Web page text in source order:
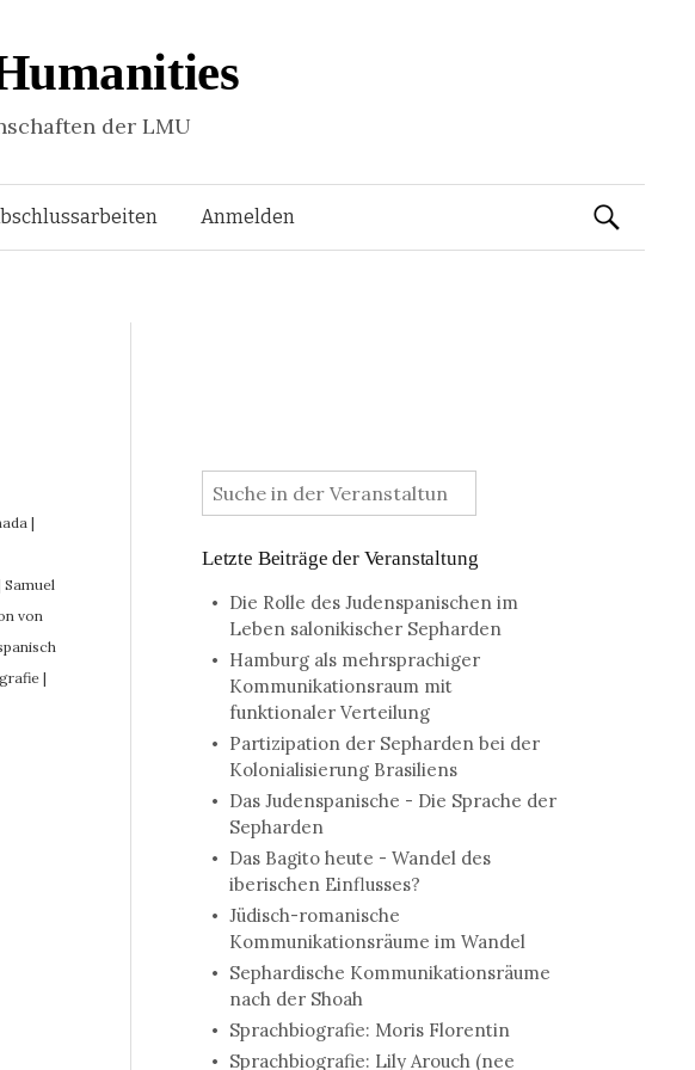
der LMU
Anmelden Suchen
|
Samuel
von
|
:
Letzte Beiträge der Veranstaltung
Die Rolle des Judenspanischen im
Leben salonikischer Sepharden
Hamburg als mehrsprachiger
Kommunikationsraum mit
funktionaler Verteilung
Partizipation der Sepharden bei der
Kolonialisierung Brasiliens
Das Judenspanische - Die Sprache der
Sepharden
Das Bagito heute - Wandel des
iberischen Einflusses?
Jüdisch-romanische
Kommunikationsräume im Wandel
Sephardische Kommunikationsräume
nach der Shoah
Sprachbiografie: Moris Florentin
Sprachbiografie: Lily Arouch (nee